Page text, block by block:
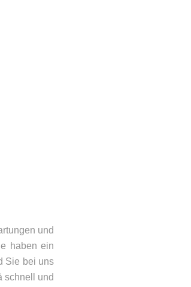
und
haben ein
Sie bei uns
schnell und